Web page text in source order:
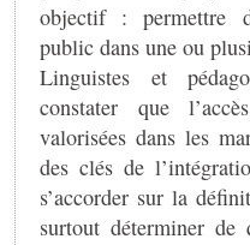
objectif : permettre
public dans une ou
Linguistes et
constater que
valorisées dans les
des clés de
s’accorder sur la
surtout déterminer